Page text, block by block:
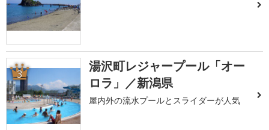
3
湯沢町レジャープール「オー
ロラ」／新潟県
屋内外の流水プールとスライダーが人気